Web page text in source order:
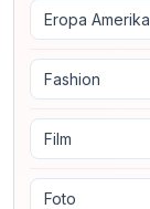
Eropa Amerika
Fashion
Film
Foto